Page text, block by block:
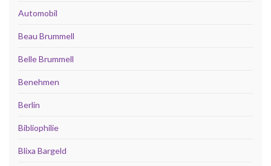
Automobil
Beau Brummell
Belle Brummell
Benehmen
Berlin
Bibliophilie
Blixa Bargeld